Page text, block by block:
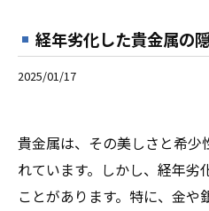
経年劣化した貴金属の
2025/01/17
貴金属は、その美しさと希少
れています。しかし、経年劣
ことがあります。特に、金や